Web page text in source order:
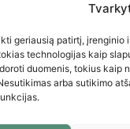
geriausią patirtį, įrenginio
technologijas kaip
duomenis, tokius kaip
arba sutikimo
+370 674
I-V : 10:00 iki